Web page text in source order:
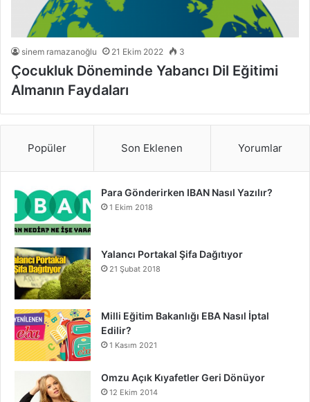
sinem ramazanoğlu 21 Ekim 2022 3
Çocukluk Döneminde Yabancı Dil Eğitimi
Almanın Faydaları
Popüler Son Eklenen Yorumlar
Para Gönderirken IBAN Nasıl Yazılır?
1 Ekim 2018
Yalancı Portakal Şifa Dağıtıyor
21 Şubat 2018
Milli Eğitim Bakanlığı EBA Nasıl İptal
Edilir?
1 Kasım 2021
Omzu Açık Kıyafetler Geri Dönüyor
12 Ekim 2014